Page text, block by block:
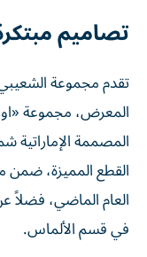
تصاميم
تقدم مجموعة
المعرض، مجموعة
المصممة
القطع المميزة، ضمن
في قسم الألماس.